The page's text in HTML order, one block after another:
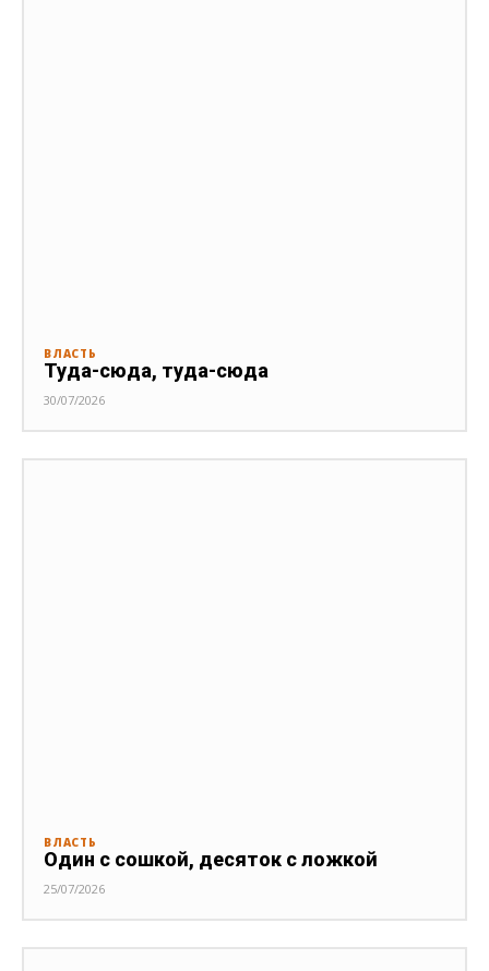
ВЛАСТЬ
Туда-сюда, туда-сюда
30/07/2026
ВЛАСТЬ
Один с сошкой, десяток с ложкой
25/07/2026